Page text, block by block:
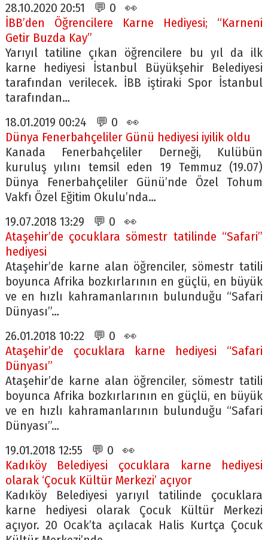
28.10.2020 20:51 💬 0 👀
İBB’den Öğrencilere Karne Hediyesi; “Karneni
Getir Buzda Kay”
Yarıyıl tatiline çıkan öğrencilere bu yıl da ilk
karne hediyesi İstanbul Büyükşehir Belediyesi
tarafından verilecek. İBB iştiraki Spor İstanbul
tarafından…
18.01.2019 00:24 💬 0 👀
Dünya Fenerbahçeliler Günü hediyesi iyilik oldu
Kanada Fenerbahçeliler Derneği, Kulübün
kuruluş yılını temsil eden 19 Temmuz (19.07)
Dünya Fenerbahçeliler Günü’nde Özel Tohum
Vakfı Özel Eğitim Okulu’nda…
19.07.2018 13:29 💬 0 👀
Ataşehir’de çocuklara sömestr tatilinde “Safari”
hediyesi
Ataşehir’de karne alan öğrenciler, sömestr tatili
boyunca Afrika bozkırlarının en güçlü, en büyük
ve en hızlı kahramanlarının bulunduğu “Safari
Dünyası”…
26.01.2018 10:22 💬 0 👀
Ataşehir’de çocuklara karne hediyesi “Safari
Dünyası”
Ataşehir’de karne alan öğrenciler, sömestr tatili
boyunca Afrika bozkırlarının en güçlü, en büyük
ve en hızlı kahramanlarının bulunduğu “Safari
Dünyası”…
19.01.2018 12:55 💬 0 👀
Kadıköy Belediyesi çocuklara karne hediyesi
olarak ‘Çocuk Kültür Merkezi’ açıyor
Kadıköy Belediyesi yarıyıl tatilinde çocuklara
karne hediyesi olarak Çocuk Kültür Merkezi
açıyor. 20 Ocak’ta açılacak Halis Kurtça Çocuk